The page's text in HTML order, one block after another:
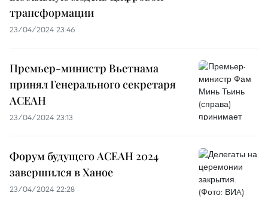
трансформации
23/04/2024 23:46
Премьер-министр Вьетнама
принял Генерального секретаря
АСЕАН
23/04/2024 23:13
Форум будущего АСЕАН 2024
завершился в Ханое
23/04/2024 22:28